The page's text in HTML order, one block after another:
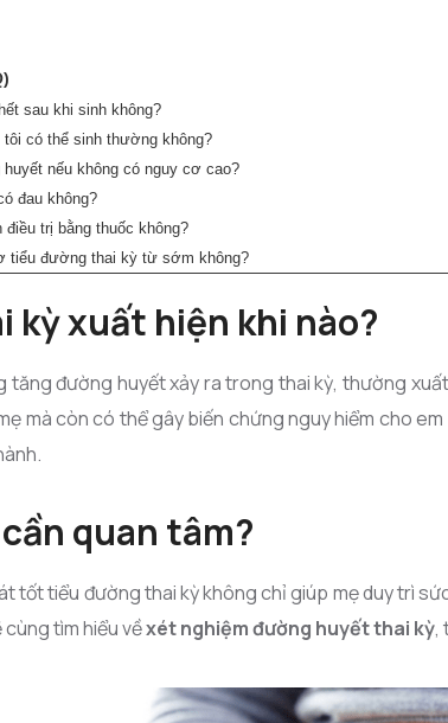
sau khi sinh không?
có thể sinh thường không?
nếu không có nguy cơ cao?
đau không?
trị bằng thuốc không?
tiểu đường thai kỳ từ sớm không?
kỳ xuất hiện khi nào?
tăng đường huyết xảy ra trong thai kỳ, thường
mà còn có thể gây biến chứng nguy hiểm cho
quan tâm?
tốt tiểu đường thai kỳ không chỉ giúp mẹ duy trì
tìm hiểu vềxét nghiệm đường huyết thai kỳ,